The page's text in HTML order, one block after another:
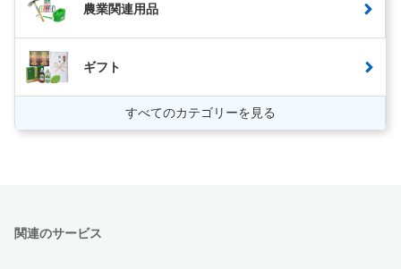
農業関連用品
ギフト
すべてのカテゴリーを見る
関連のサービス